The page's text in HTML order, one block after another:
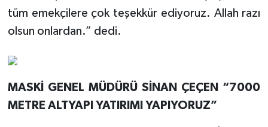
tüm emekçilere çok teşekkür ediyoruz. Allah razı
olsun onlardan.” dedi.
MASKİ GENEL MÜDÜRÜ SİNAN ÇEÇEN “7000
METRE ALTYAPI YATIRIMI YAPIYORUZ”